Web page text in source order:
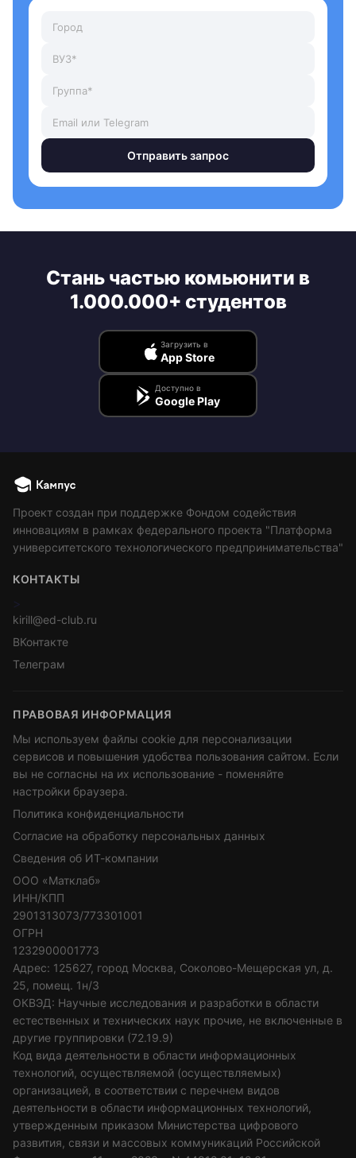
Отправить запрос
Стань частью комьюнити в
1.000.000+ студентов
Загрузить в
App Store
Доступно в
Google Play
Проект создан при поддержке Фондом содействия
инновациям в рамках федерального проекта "Платформа
университетского технологического предпринимательства"
КОНТАКТЫ
>
kirill@ed-club.ru
ВКонтакте
Телеграм
ПРАВОВАЯ ИНФОРМАЦИЯ
Мы используем файлы cookie для персонализации
сервисов и повышения удобства пользования сайтом. Если
вы не согласны на их использование - поменяйте
настройки браузера.
Политика конфиденциальности
Согласие на обработку персональных данных
Сведения об ИТ-компании
ООО «Матклаб»
ИНН/КПП
2901313073/773301001
ОГРН
1232900001773
Адрес: 125627, город Москва, Соколово-Мещерская ул, д.
25, помещ. 1н/3
ОКВЭД: Научные исследования и разработки в области
естественных и технических наук прочие, не включенные в
другие группировки (72.19.9)
Код вида деятельности в области информационных
технологий, осуществляемой (осуществляемых)
организацией, в соответствии с перечнем видов
деятельности в области информационных технологий,
утвержденным приказом Министерства цифрового
развития, связи и массовых коммуникаций Российской